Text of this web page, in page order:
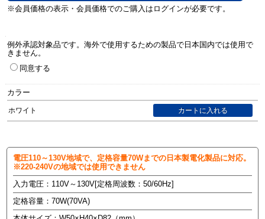
例外承認対象品です。海外で使用するための製品で日本国内では使用で
きません。
同意する
カラー
ホワイト
電圧110～130V地域で、定格容量70Wまでの日本製電化製品に対応。
※220-240Vの地域では使用できません
入力電圧：110V～130V[定格周波数：50/60Hz]
定格容量：70W(70VA)